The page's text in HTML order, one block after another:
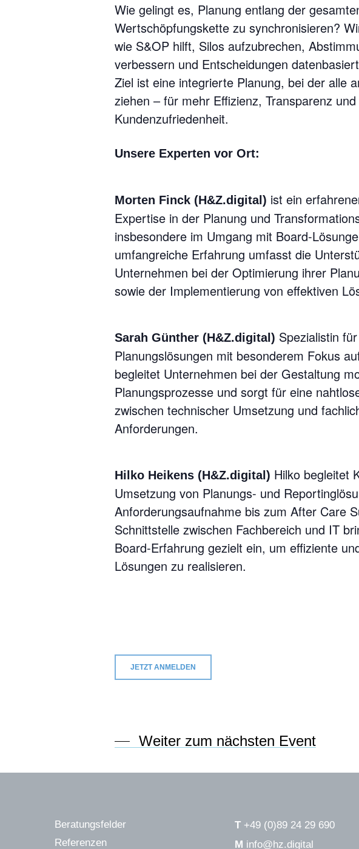
Wie gelingt es, Planung entlang der
Wertschöpfungskette zu synchronisieren?
wie S&OP hilft, Silos aufzubrechen,
verbessern und Entscheidungen
Ziel ist eine integrierte Planung, bei der alle
ziehen – für mehr Effizienz, Transparenz und
Kundenzufriedenheit.
Unsere Experten vor Ort:
Morten Finck (H&Z.digital) ist ein
Expertise in der Planung und
insbesondere im Umgang mit Board-
umfangreiche Erfahrung umfasst die
Unternehmen bei der Optimierung ihrer
sowie der Implementierung von effektiven
Sarah Günther (H&Z.digital) Spezialistin
Planungslösungen mit besonderem Fokus
begleitet Unternehmen bei der Gestaltung
Planungsprozesse und sorgt für eine
zwischen technischer Umsetzung und
Anforderungen.
Hilko Heikens (H&Z.digital) Hilko begleitet
Umsetzung von Planungs- und
Anforderungsaufnahme bis zum After Care
Schnittstelle zwischen Fachbereich und IT
Board-Erfahrung gezielt ein, um effiziente
Lösungen zu realisieren.
JETZT ANMELDEN
Weiter zum nächsten Event
Beratungsfelder
Referenzen
T +49 (0)89 24 29 690
M info@hz.digital